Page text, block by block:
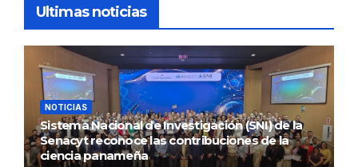
Ultimas noticias
NOTICIAS
Sistema Nacional de Investigación (SNI) de la
Senacyt reconoce las contribuciones de la
ciencia panameña